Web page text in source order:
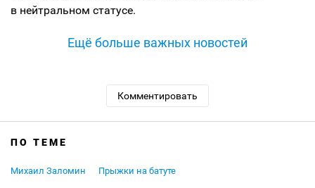
в нейтральном статусе.
Ещё больше важных новостей
Комментировать
ПО ТЕМЕ
Михаил Заломин Прыжки на батуте